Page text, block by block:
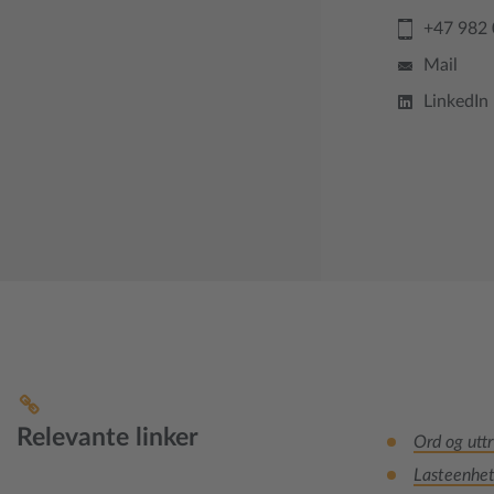
+47 982
Mail
LinkedIn
Relevante linker
Ord og